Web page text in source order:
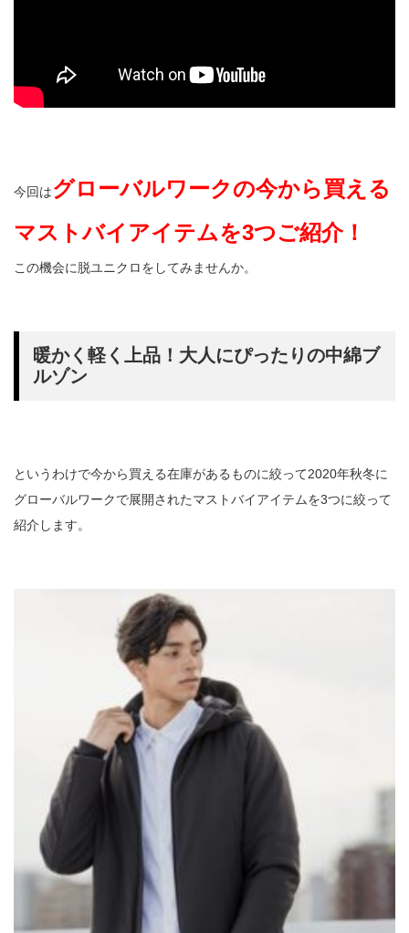
今回はグローバルワークの今から買える
マストバイアイテムを3つご紹介！
この機会に脱ユニクロをしてみませんか。
暖かく軽く上品！大人にぴったりの中綿ブ
ルゾン
というわけで今から買える在庫があるものに絞って2020年秋冬に
グローバルワークで展開されたマストバイアイテムを3つに絞って
紹介します。